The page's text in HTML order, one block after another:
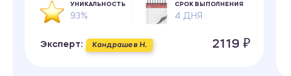
УНИКАЛЬНОСТЬ
93%
СРОК ВЫПОЛНЕНИЯ
4 ДНЯ
Эксперт: Кандрашев Н. 2119 ₽